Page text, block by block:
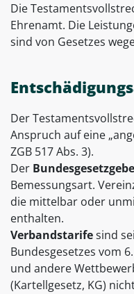
Die
Ehrenamt. Die
sind von Gesetzes
Der
Anspruch auf eine
ZGB 517 Abs. 3).
Der
Bemessungsart.
die mittelbar oder
enthalten.
Verbandstarifesind
Bundesgesetzes vom
und andere
(Kartellgesetz, KG)